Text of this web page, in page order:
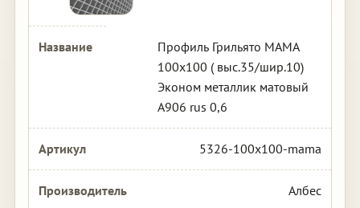
Профиль Грильято МАМА
100х100 ( выс.35/шир.10)
Эконом металлик матовый
А906 rus 0,6
5326-100x100-mama
Албес